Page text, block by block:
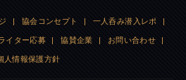
| 協会コンセプト | 一人呑み潜入レポ |
イター応募 | 協賛企業 | お問い合わせ |
人情報保護方針